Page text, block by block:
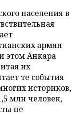
населения в
армян
этом Анкара
их
те события
историков,
млн человек,
не